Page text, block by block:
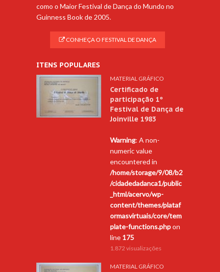
como o Maior Festival de Dança do Mundo no
Guinness Book de 2005.
CONHEÇA O FESTIVAL DE DANÇA
ITENS POPULARES
MATERIAL GRÁFICO
Certificado de
participação 1º
Festival de Dança de
Joinville 1983
Warning: A non-
numeric value
encountered in
/home/storage/9/08/b2
/cidadedadanca1/public
_html/acervo/wp-
content/themes/plataf
ormasvirtuais/core/tem
plate-functions.phpon
line 175
1.872 visualizações
MATERIAL GRÁFICO